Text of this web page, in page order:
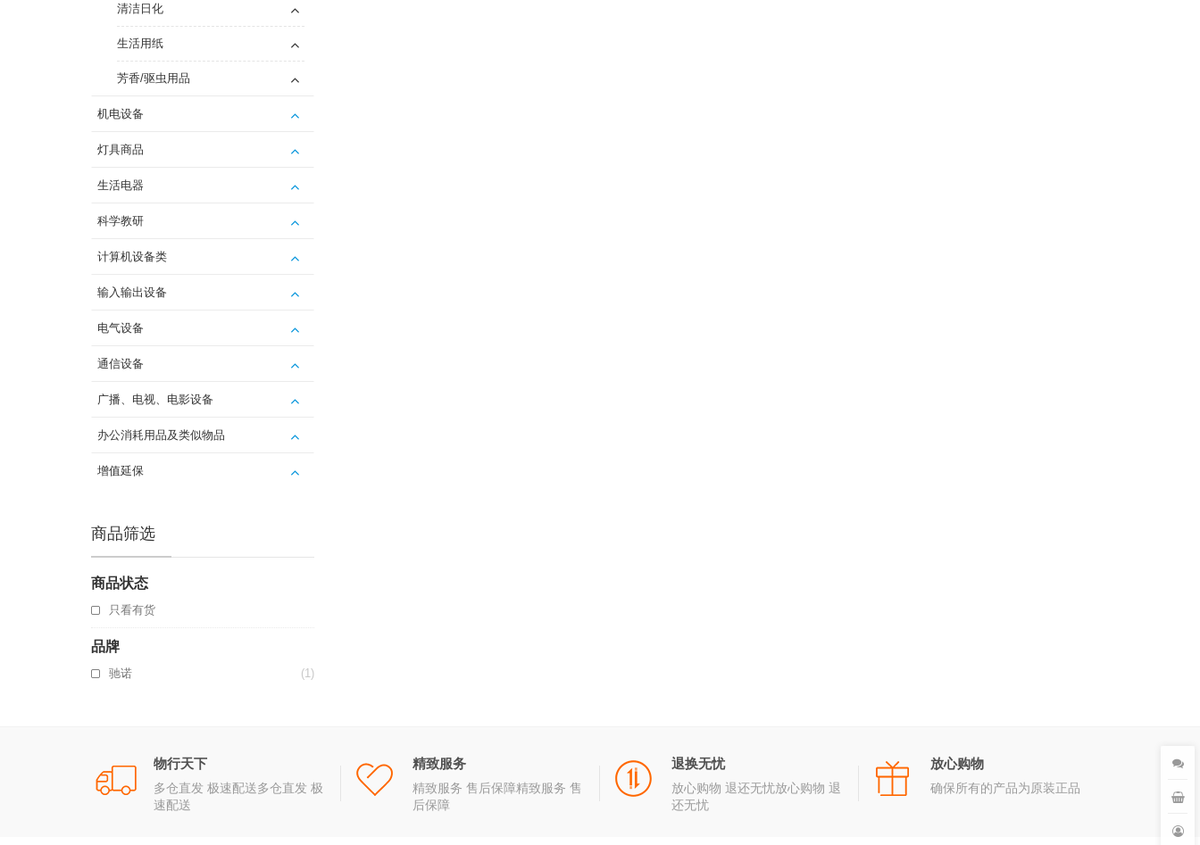
清洁日化
生活用纸
芳香/驱虫用品
机电设备
灯具商品
生活电器
科学教研
计算机设备类
输入输出设备
电气设备
通信设备
广播、电视、电影设备
办公消耗用品及类似物品
增值延保
商品筛选
商品状态
只看有货
品牌
驰诺 (1)
物行天下
多仓直发 极速配送多仓直发 极
速配送
精致服务
精致服务 售后保障精致服务 售
后保障
退换无忧
放心购物 退还无忧放心购物 退
还无忧
放心购物
确保所有的产品为原装正品